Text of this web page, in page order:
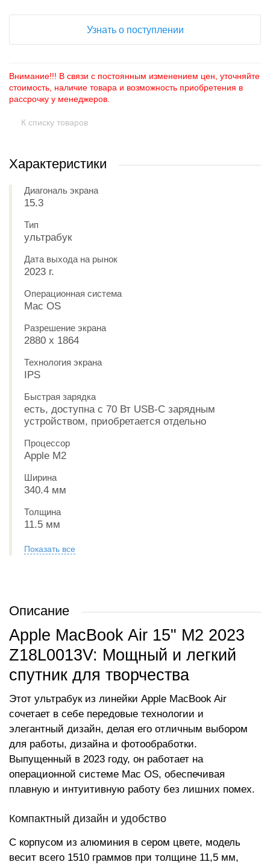
Узнать о поступлении
Внимание!!! В связи с постоянным изменением цен, уточняйте
стоимость, наличие товара и возможность приобретения в
рассрочку у менеджеров.
К списку товаров
Характеристики
Диагональ экрана
15.3
Тип
ультрабук
Дата выхода на рынок
2023 г.
Операционная система
Mac OS
Разрешение экрана
2880 x 1864
Технология экрана
IPS
Быстрая зарядка
есть, доступна с 70 Вт USB-C зарядным
устройством, приобретается отдельно
Процессор
Apple M2
Ширина
340.4 мм
Толщина
11.5 мм
Показать все
Описание
Apple MacBook Air 15" M2 2023
Z18L0013V: Мощный и легкий
спутник для творчества
Этот ультрабук из линейки Apple MacBook Air
сочетает в себе передовые технологии и
элегантный дизайн, делая его отличным выбором
для работы, дизайна и фотообработки.
Выпущенный в 2023 году, он работает на
операционной системе Mac OS, обеспечивая
плавную и интуитивную работу без лишних помех.
Компактный дизайн и удобство
С корпусом из алюминия в сером цвете, модель
весит всего 1510 граммов при толщине 11,5 мм,